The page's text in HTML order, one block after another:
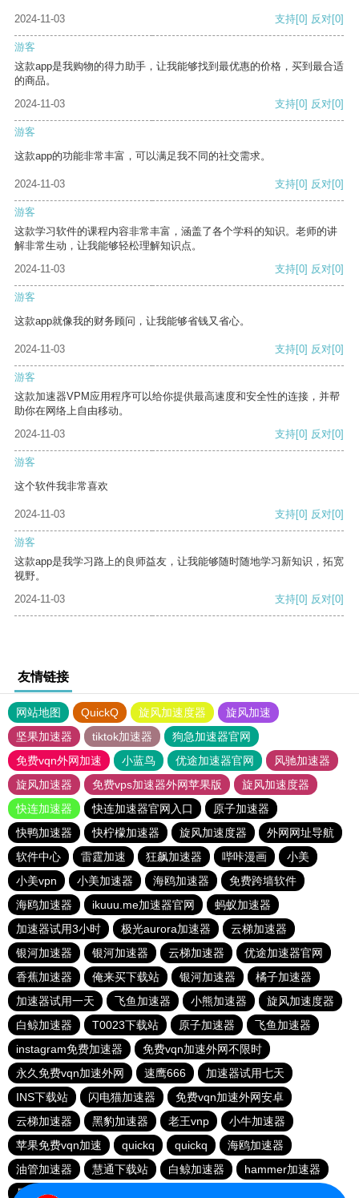
2024-11-03 支持[0] 反对[0]
游客
这款app是我购物的得力助手，让我能够找到最优惠的价格，买到最合适
的商品。
2024-11-03
支持[0] 反对[0]
游客
这款app的功能非常丰富，可以满足我不同的社交需求。
2024-11-03 支持[0] 反对[0]
游客
这款学习软件的课程内容非常丰富，涵盖了各个学科的知识。老师的讲
解非常生动，让我能够轻松理解知识点。
2024-11-03
支持[0] 反对[0]
游客
这款app就像我的财务顾问，让我能够省钱又省心。
2024-11-03 支持[0] 反对[0]
游客
这款加速器VPM应用程序可以给你提供最高速度和安全性的连接，并帮
助你在网络上自由移动。
2024-11-03
支持[0] 反对[0]
游客
这个软件我非常喜欢
2024-11-03 支持[0] 反对[0]
游客
这款app是我学习路上的良师益友，让我能够随时随地学习新知识，拓宽
视野。
2024-11-03
支持[0] 反对[0]
友情链接
网站地图 QuickQ 旋风加速度器
旋风加速
坚果加速器
tiktok加速器
狗急加速器官网
免费vqn外网加速
小蓝鸟 优途加速器官网
风驰加速器
旋风加速器
免费vps加速器外网苹果版
旋风加速度器
快连加速器
快连加速器官网入口
原子加速器
快鸭加速器
快柠檬加速器 旋风加速度器
外网网址导航
软件中心
雷霆加速 狂飙加速器 哔咔漫画
小美
小美vpn
小美加速器 海鸥加速器
免费跨墙软件
海鸥加速器
ikuuu.me加速器官网
蚂蚁加速器
加速器试用3小时
极光aurora加速器
云梯加速器
银河加速器
银河加速器 云梯加速器
优途加速器官网
香蕉加速器
俺来买下载站 银河加速器
橘子加速器
加速器试用一天
飞鱼加速器 小熊加速器
旋风加速度器
白鲸加速器
T0023下载站 原子加速器
飞鱼加速器
instagram免费加速器
免费vqn加速外网不限时
永久免费vqn加速外网
速鹰666
加速器试用七天
INS下载站
闪电猫加速器
免费vqn加速外网安卓
云梯加速器
黑豹加速器 老王vnp
小牛加速器
苹果免费vqn加速
quickq quickq
海鸥加速器
油管加速器
慧通下载站 白鲸加速器
hammer加速器
暴雪加速器vp